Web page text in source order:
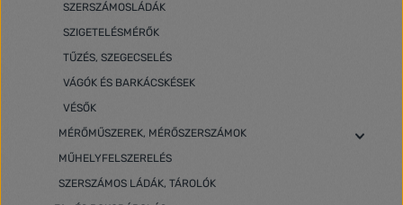
SZERSZÁMOSLÁDÁK
SZIGETELÉSMÉRŐK
TŰZÉS, SZEGECSELÉS
VÁGÓK ÉS BARKÁCSKÉSEK
VÉSŐK
MÉRŐMŰSZEREK, MÉRŐSZERSZÁMOK
MŰHELYFELSZERELÉS
SZERSZÁMOS LÁDÁK, TÁROLÓK